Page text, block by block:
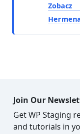
Join Our
Get WP Staging
and tutorials in